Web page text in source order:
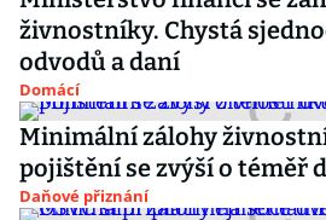
živnostníky. Chystá
odvodů a daní
Domácí
Minimální zálohy
pojištění se zvýší o téměř
Daňové přiznání